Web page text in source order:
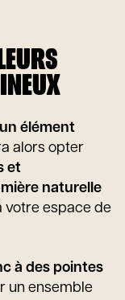
élément
alors opter
et
naturelle
votre espace de
à des pointes
un ensemble